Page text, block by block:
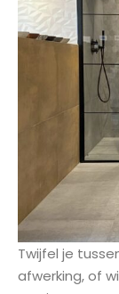
Twijfel je
afwerking, of